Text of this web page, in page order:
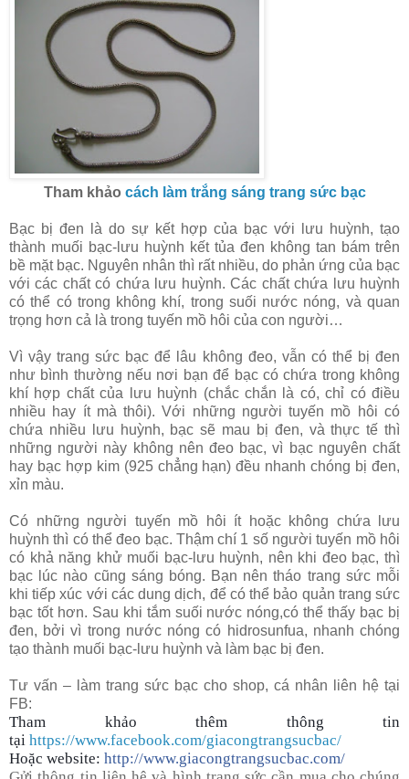
Tham khảo cách làm trắng sáng trang sức bạc
Bạc bị đen là do sự kết hợp của bạc với lưu huỳnh, tạo
thành muối bạc-lưu huỳnh kết tủa đen không tan bám trên
bề mặt bạc. Nguyên nhân thì rất nhiều, do phản ứng của bạc
với các chất có chứa lưu huỳnh. Các chất chứa lưu huỳnh
có thể có trong không khí, trong suối nước nóng, và quan
trọng hơn cả là trong tuyến mồ hôi của con người…
Vì vậy trang sức bạc để lâu không đeo, vẫn có thể bị đen
như bình thường nếu nơi bạn để bạc có chứa trong không
khí hợp chất của lưu huỳnh (chắc chắn là có, chỉ có điều
nhiều hay ít mà thôi). Với những người tuyến mồ hôi có
chứa nhiều lưu huỳnh, bạc sẽ mau bị đen, và thực tế thì
những người này không nên đeo bạc, vì bạc nguyên chất
hay bạc hợp kim (925 chẳng hạn) đều nhanh chóng bị đen,
xỉn màu.
Có những người tuyến mồ hôi ít hoặc không chứa lưu
huỳnh thì có thể đeo bạc. Thậm chí 1 số người tuyến mồ hôi
có khả năng khử muối bạc-lưu huỳnh, nên khi đeo bạc, thì
bạc lúc nào cũng sáng bóng. Bạn nên tháo trang sức mỗi
khi tiếp xúc với các dung dịch, để có thể bảo quản trang sức
bạc tốt hơn. Sau khi tắm suối nước nóng,có thể thấy bạc bị
đen, bởi vì trong nước nóng có hidrosunfua, nhanh chóng
tạo thành muối bạc-lưu huỳnh và làm bạc bị đen.
Tư vấn – làm trang sức bạc cho shop, cá nhân liên hệ tại
FB:
Tham khảo thêm thông tin
tại https://www.facebook.com/giacongtrangsucbac/
Hoặc website: http://www.giacongtrangsucbac.com/